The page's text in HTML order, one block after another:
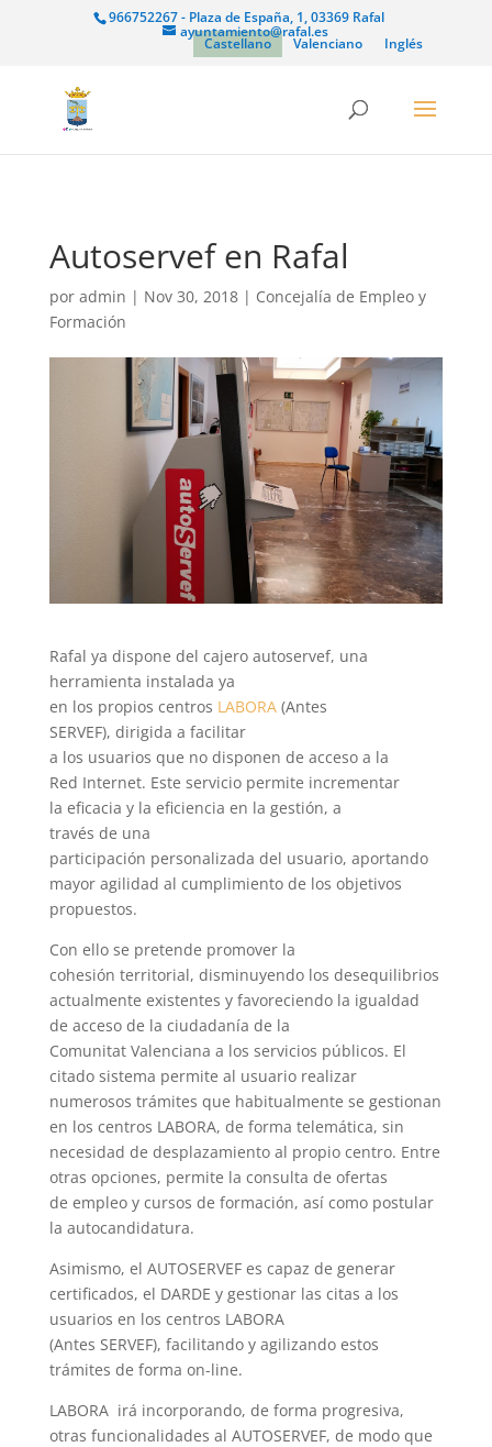
966752267 - Plaza de España, 1, 03369 Rafal
ayuntamiento@rafal.es
Castellano Valenciano Inglés
Autoservef en Rafal
por admin | Nov 30, 2018| Concejalía de Empleo y
Formación
Rafal ya dispone del cajero autoservef, una
herramienta instalada ya
en los propios centros LABORA(Antes
SERVEF), dirigida a facilitar
a los usuarios que no disponen de acceso a la
Red Internet. Este servicio permite incrementar
la eficacia y la eficiencia en la gestión, a
través de una
participación personalizada del usuario, aportando
mayor agilidad al cumplimiento de los objetivos
propuestos.
Con ello se pretende promover la
cohesión territorial, disminuyendo los desequilibrios
actualmente existentes y favoreciendo la igualdad
de acceso de la ciudadanía de la
Comunitat Valenciana a los servicios públicos. El
citado sistema permite al usuario realizar
numerosos trámites que habitualmente se gestionan
en los centros LABORA, de forma telemática, sin
necesidad de desplazamiento al propio centro. Entre
otras opciones, permite la consulta de ofertas
de empleo y cursos de formación, así como postular
la autocandidatura.
Asimismo, el AUTOSERVEF es capaz de generar
certificados, el DARDE y gestionar las citas a los
usuarios en los centros LABORA
(Antes SERVEF), facilitando y agilizando estos
trámites de forma on-line.
LABORA irá incorporando, de forma progresiva,
otras funcionalidades al AUTOSERVEF, de modo que